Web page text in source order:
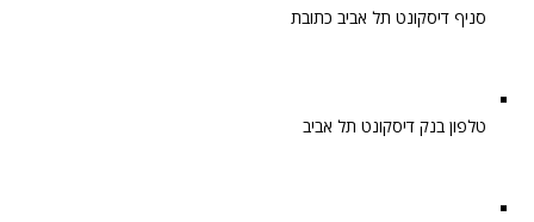
סניף דיסקונט תל אביב כתובת
טלפון בנק דיסקונט תל אביב